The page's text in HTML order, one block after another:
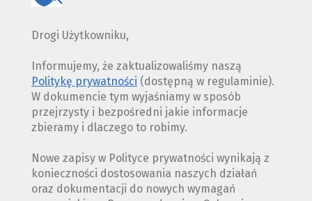
Drogi Użytkowniku,
Informujemy, że zaktualizowaliśmy naszą
Politykę prywatności (dostępną w regulaminie).
W dokumencie tym wyjaśniamy w sposób
przejrzysty i bezpośredni jakie informacje
zbieramy i dlaczego to robimy.
Nowe zapisy w Polityce prywatności wynikają z
konieczności dostosowania naszych działań
oraz dokumentacji do nowych wymagań